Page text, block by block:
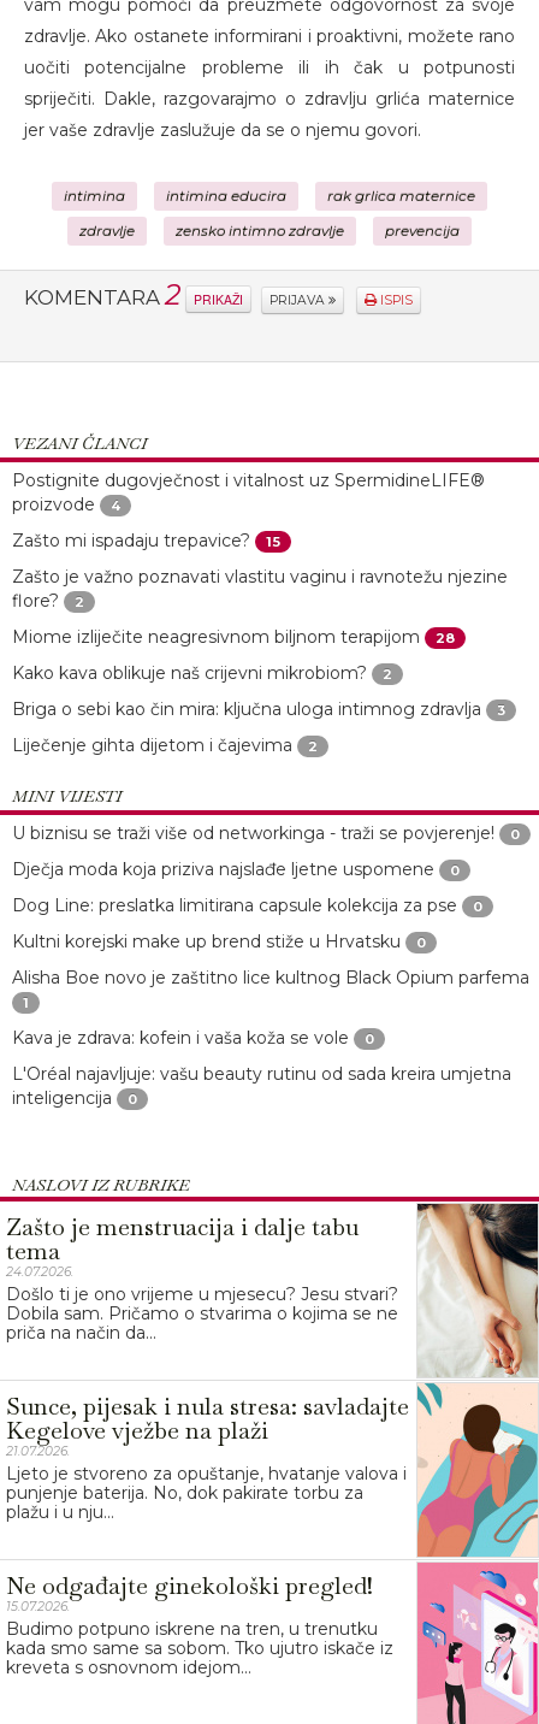
vam mogu pomoći da preuzmete odgovornost za svoje
zdravlje. Ako ostanete informirani i proaktivni, možete rano
uočiti potencijalne probleme ili ih čak u potpunosti
spriječiti. Dakle, razgovarajmo o zdravlju grlića maternice
jer vaše zdravlje zaslužuje da se o njemu govori.
intimina intimina educira rak grlica maternice
zdravlje zensko intimno zdravlje prevencija
KOMENTARA 2 PRIKAŽI PRIJAVA ISPIS
VEZANI ČLANCI
Postignite dugovječnost i vitalnost uz SpermidineLIFE®
proizvode
4
Zašto mi ispadaju trepavice? 15
Zašto je važno poznavati vlastitu vaginu i ravnotežu njezine
flore?
2
Miome izliječite neagresivnom biljnom terapijom 28
Kako kava oblikuje naš crijevni mikrobiom? 2
Briga o sebi kao čin mira: ključna uloga intimnog zdravlja 3
Liječenje gihta dijetom i čajevima 2
MINI VIJESTI
U biznisu se traži više od networkinga - traži se povjerenje!
0
Dječja moda koja priziva najslađe ljetne uspomene 0
Dog Line: preslatka limitirana capsule kolekcija za pse 0
Kultni korejski make up brend stiže u Hrvatsku 0
Alisha Boe novo je zaštitno lice kultnog Black Opium parfema
1
Kava je zdrava: kofein i vaša koža se vole 0
L'Oréal najavljuje: vašu beauty rutinu od sada kreira umjetna
inteligencija
0
NASLOVI IZ RUBRIKE
Zašto je menstruacija i dalje tabu
tema
24.07.2026.
Došlo ti je ono vrijeme u mjesecu? Jesu stvari?
Dobila sam. Pričamo o stvarima o kojima se ne
priča na način da...
Sunce, pijesak i nula stresa: savladajte
Kegelove vježbe na plaži
21.07.2026.
Ljeto je stvoreno za opuštanje, hvatanje valova i
punjenje baterija. No, dok pakirate torbu za
plažu i u nju...
Ne odgađajte ginekološki pregled!
15.07.2026.
Budimo potpuno iskrene na tren, u trenutku
kada smo same sa sobom. Tko ujutro iskače iz
kreveta s osnovnom idejom...